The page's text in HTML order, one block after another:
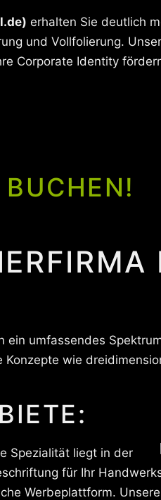
erhalten Sie deutlich
und Vollfolierung.
Corporate Identity
umfassendes
Konzepte wie
Spezialität liegt in der
für Ihr
Werbeplattform.